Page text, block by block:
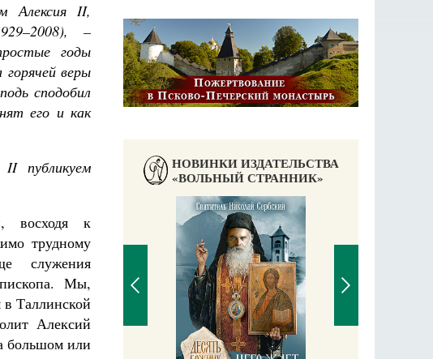
Алексия II,
–
годы
веры
сподобил
его и как
II публикуем
восходя к
трудному
служения
Мы,
Таллинской
Алексий
большом или
НОВИНКИ ИЗДАТЕЛЬСТВА
«ВОЛЬНЫЙ СТРАННИК»